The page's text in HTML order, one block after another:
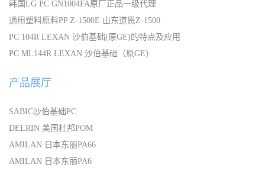
韩国LG PC GN1004FA原厂正品一级代理
通用塑料原料PP Z-1500E 山东道恩Z-1500
PC 104R LEXAN 沙伯基础(原GE)的特点及应用
PC ML144R LEXAN 沙伯基础（原GE）
产品展厅
SABIC沙伯基础PC
DELRIN 美国杜邦POM
AMILAN 日本东丽PA66
AMILAN 日本东丽PA6